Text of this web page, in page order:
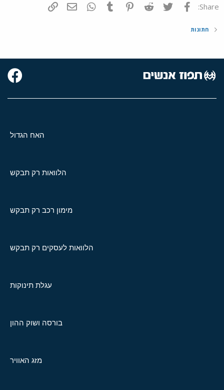
Share: פייסבוק Twitter
Reddit
Pinterest
Tumblr
WhatsAppדואר אלקטרוני
חתונות
האח הגדול
הלוואות רק תבקש
מימון רכב רק תבקש
הלוואות לעסקים רק תבקש
עגלת תינוקות
בורסה ושוק ההון
מזג האוויר